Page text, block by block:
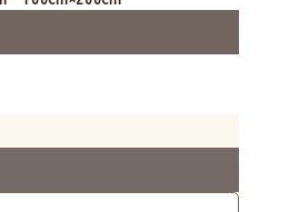
り)】【レースカーテン】ス
翌日出荷 既製サイズ 2枚組
り)】【遮光カ
翌日出荷